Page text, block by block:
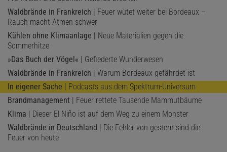
Waldbrände in Frankreich | Feuer wütet weiter bei Bordeaux –
Rauch macht Atmen schwer
Kühlen ohne Klimaanlage | Neue Materialien gegen die
Sommerhitze
»Das Buch der Vögel« | Gefiederte Wunderwesen
Waldbrände in Frankreich | Warum Bordeaux gefährdet ist
In eigener Sache | Podcasts aus dem Spektrum-Universum
Brandmanagement | Feuer rettete Tausende Mammutbäume
Klima | Dieser El Niño ist auf dem Weg zu einem Monster
Waldbrände in Deutschland | Die Fehler von gestern sind die
Feuer von heute